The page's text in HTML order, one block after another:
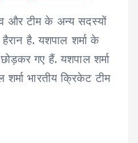
और टीम के अन्य सदस्यों
है. यशपाल शर्मा के
गए हैं. यशपाल शर्मा
भारतीय क्रिकेट टीम